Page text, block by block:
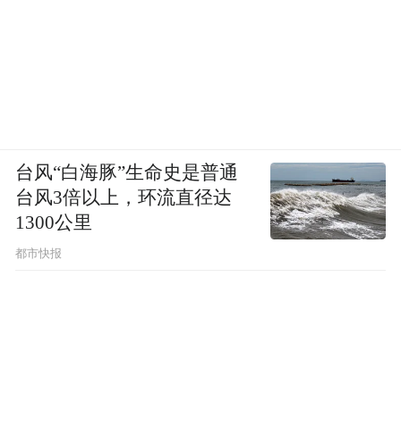
台风“白海豚”生命史是普通
台风3倍以上，环流直径达
1300公里
都市快报